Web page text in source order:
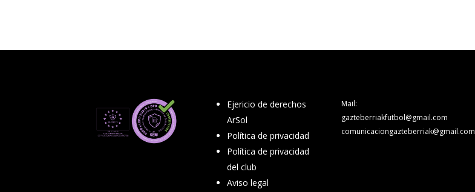
Ejericio de derechos
ArSol
Política de privacidad
Política de privacidad
del club
Aviso legal
Mail:
gazteberriakfutbol@gmail.com
comunicaciongazteberriak@gmail.com